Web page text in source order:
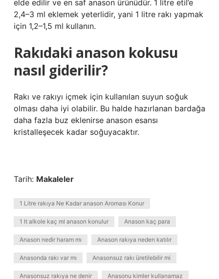
elde edilir ve en saf anason ürünüdür. 1 litre etil’e
2,4–3 ml eklemek yeterlidir, yani 1 litre rakı yapmak
için 1,2–1,5 ml kullanın.
Rakıdaki anason kokusu
nasıl giderilir?
Rakı ve rakıyı içmek için kullanılan suyun soğuk
olması daha iyi olabilir. Bu halde hazırlanan bardağa
daha fazla buz eklenirse anason esansı
kristalleşecek kadar soğuyacaktır.
Tarih: Makaleler
1 Litre rakıya Ne Kadar anason Aroması Konur
1 lt alkole kaç ml anason konulur Anason kaç para
Anason nedir haram mı Anason rakıya neden katılır
Anasonda rakı var mı Anasonsuz rakı üretilebilir mi
Anasonsuz rakıya ne denir Anasonu kimler kullanamaz